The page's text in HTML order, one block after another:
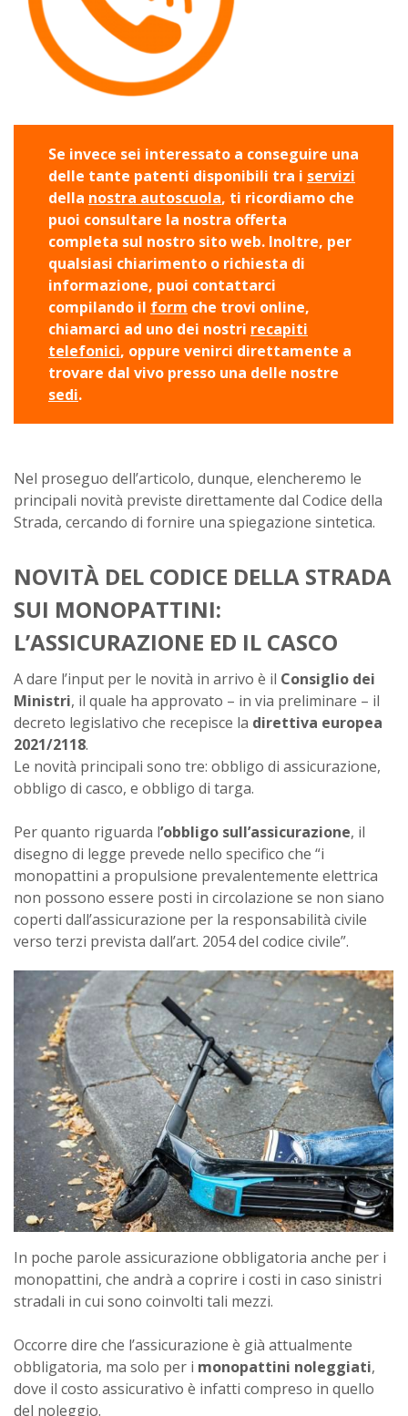
Se invece sei interessato a conseguire una
delle tante patenti disponibili tra i servizi
della nostra autoscuola, ti ricordiamo che
puoi consultare la nostra offerta
completa sul nostro sito web. Inoltre, per
qualsiasi chiarimento o richiesta di
informazione, puoi contattarci
compilando il form che trovi online,
chiamarci ad uno dei nostri recapiti
telefonici, oppure venirci direttamente a
trovare dal vivo presso una delle nostre
sedi.
Nel proseguo dell’articolo, dunque, elencheremo le
principali novità previste direttamente dal Codice della
Strada, cercando di fornire una spiegazione sintetica.
NOVITÀ DEL CODICE DELLA STRADA
SUI MONOPATTINI:
L’ASSICURAZIONE ED IL CASCO
A dare l’input per le novità in arrivo è il Consiglio dei
Ministri, il quale ha approvato – in via preliminare – il
decreto legislativo che recepisce la direttiva europea
2021/2118.
Le novità principali sono tre: obbligo di assicurazione,
obbligo di casco, e obbligo di targa.
Per quanto riguarda l’obbligo sull’assicurazione, il
disegno di legge prevede nello specifico che “i
monopattini a propulsione prevalentemente elettrica
non possono essere posti in circolazione se non siano
coperti dall’assicurazione per la responsabilità civile
verso terzi prevista dall’art. 2054 del codice civile”.
In poche parole assicurazione obbligatoria anche per i
monopattini, che andrà a coprire i costi in caso sinistri
stradali in cui sono coinvolti tali mezzi.
Occorre dire che l’assicurazione è già attualmente
obbligatoria, ma solo per i monopattini noleggiati,
dove il costo assicurativo è infatti compreso in quello
del noleggio.